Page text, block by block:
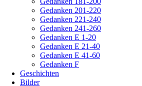
Gedanken 201-220
Gedanken 221-240
Gedanken 241-260
Gedanken E 1-20
Gedanken E 21-40
Gedanken E 41-60
Gedanken F
Geschichten
Bilder